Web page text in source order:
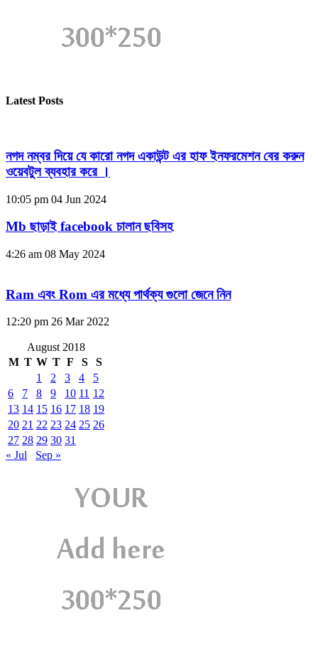
Latest Posts
নগদ নম্বর দিয়ে যে কারো নগদ একাউন্ট এর হাফ ইনফরমেশন বের করুন
ওয়েবটুল ব্যবহার করে ।
10:05 pm 04 Jun 2024
Mb ছাড়াই facebook চালান ছবিসহ
4:26 am 08 May 2024
Ram এবং Rom এর মধ্যে পার্থক্য গুলো জেনে নিন
12:20 pm 26 Mar 2022
August 2018
M T W T F S
S
1
2 3 4
5
6
7 8 9 10 11 12
13 14 15 16 17 18 19
20 21 22 23 24 25 26
27 28 29 30 31
« Jul
Sep »